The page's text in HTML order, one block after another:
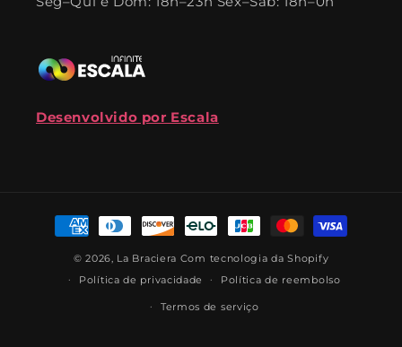
Desenvolvido por Escala
Formas
de
pagamento
© 2026, La Braciera Com tecnologia da Shopify
Política de privacidade
Política de reembolso
Termos de serviço